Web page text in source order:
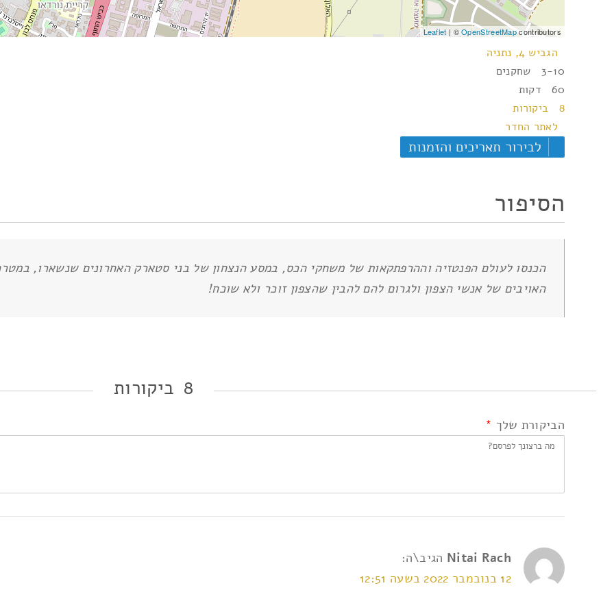
Leaflet | ©OpenStreetMapcontributors
הגביש 4, נתניה
3-10 שחקנים
60 דקות
8 ביקורות
לאתר החדר
לבירור תאריכים והזמנות
הסיפור
הכנסו לעולם הפנטזיה וההרפתקאות של משחקי הכס, במסע הנצחון של בני סטארק האחרונים שנשארו,
האויבים של אנשי הצפון ולגרום להם להבין שהצפון זוכר ולא שוכח!
8 ביקורות
הביקורת שלך *
Nitai Rach הגיב\ה:
12 בנובמבר 2022 בשעה 12:51